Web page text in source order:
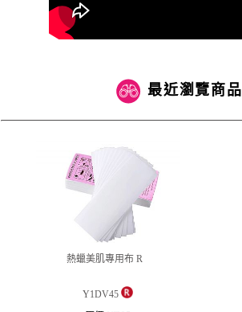
最近瀏覽商品
熱蠟美肌專用布 R
Y1DV45